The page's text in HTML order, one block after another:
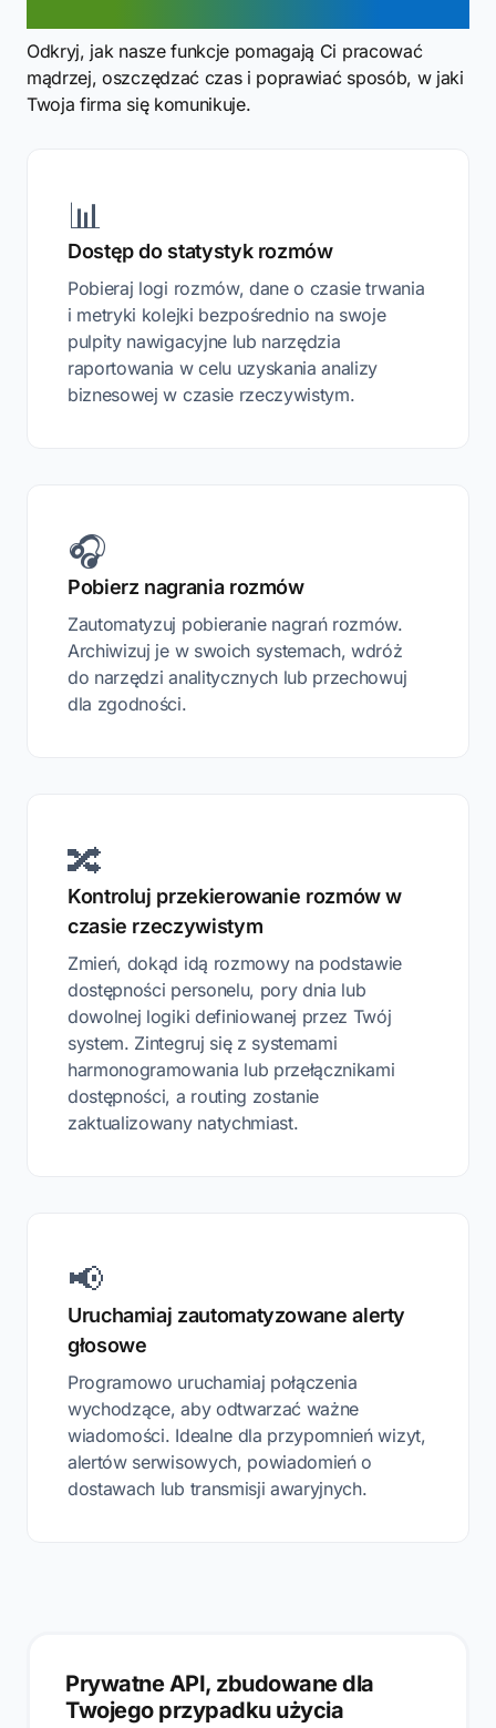
Odkryj, jak nasze funkcje pomagają Ci pracować
mądrzej, oszczędzać czas i poprawiać sposób, w jaki
Twoja firma się komunikuje.
📊
Dostęp do statystyk rozmów
Pobieraj logi rozmów, dane o czasie trwania
i metryki kolejki bezpośrednio na swoje
pulpity nawigacyjne lub narzędzia
raportowania w celu uzyskania analizy
biznesowej w czasie rzeczywistym.
🎧
Pobierz nagrania rozmów
Zautomatyzuj pobieranie nagrań rozmów.
Archiwizuj je w swoich systemach, wdróż
do narzędzi analitycznych lub przechowuj
dla zgodności.
🔀
Kontroluj przekierowanie rozmów w
czasie rzeczywistym
Zmień, dokąd idą rozmowy na podstawie
dostępności personelu, pory dnia lub
dowolnej logiki definiowanej przez Twój
system. Zintegruj się z systemami
harmonogramowania lub przełącznikami
dostępności, a routing zostanie
zaktualizowany natychmiast.
📢
Uruchamiaj zautomatyzowane alerty
głosowe
Programowo uruchamiaj połączenia
wychodzące, aby odtwarzać ważne
wiadomości. Idealne dla przypomnień wizyt,
alertów serwisowych, powiadomień o
dostawach lub transmisji awaryjnych.
Prywatne API, zbudowane dla
Twojego przypadku użycia